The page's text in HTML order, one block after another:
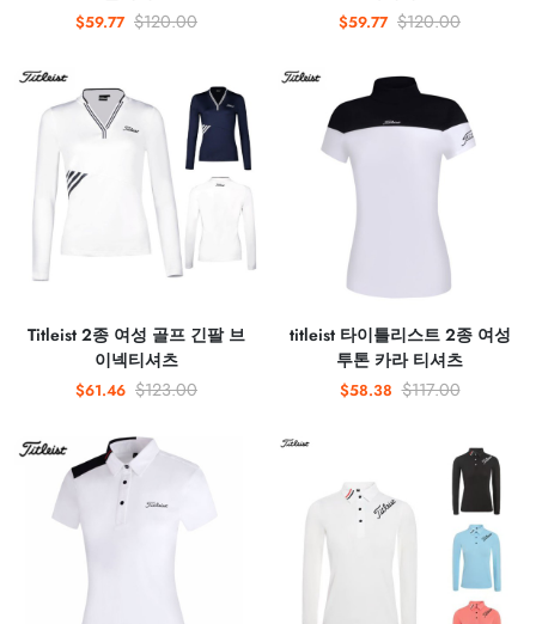
$59.77 $120.00 $59.77 $120.00
Titleist 2종 여성 골프 긴팔 브
이넥티셔츠
$61.46 $123.00
titleist 타이틀리스트 2종 여성
투톤 카라 티셔츠
$58.38 $117.00